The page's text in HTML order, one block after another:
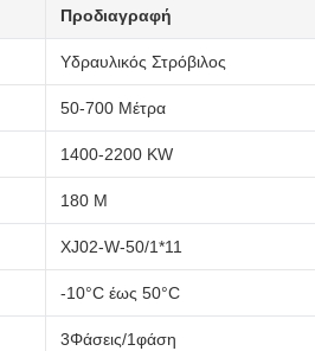
Προδιαγραφή
Υδραυλικός Στρόβιλος
50-700 Μέτρα
1400-2200 KW
180 M
XJ02-W-50/1*11
-10°C έως 50°C
3Φάσεις/1φάση